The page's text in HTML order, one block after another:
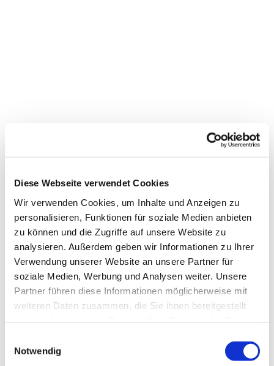
Diese Webseite verwendet Cookies
Wir verwenden Cookies, um Inhalte und Anzeigen zu
personalisieren, Funktionen für soziale Medien anbieten
zu können und die Zugriffe auf unsere Website zu
analysieren. Außerdem geben wir Informationen zu Ihrer
Verwendung unserer Website an unsere Partner für
soziale Medien, Werbung und Analysen weiter. Unsere
Partner führen diese Informationen möglicherweise mit
weiteren Daten zusammen, die Sie ihnen bereitgestellt
Notwendig
Pfarrei